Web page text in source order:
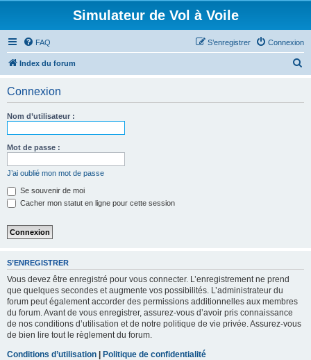
Simulateur de Vol à Voile
FAQ Connexion
S’enregistrer
Index du forum
Connexion
Nom d’utilisateur :
Mot de passe :
J’ai oublié mon mot de passe
Se souvenir de moi
Cacher mon statut en ligne pour cette session
S’ENREGISTRER
Vous devez être enregistré pour vous connecter. L’enregistrement ne prend
que quelques secondes et augmente vos possibilités. L’administrateur du
forum peut également accorder des permissions additionnelles aux membres
du forum. Avant de vous enregistrer, assurez-vous d’avoir pris connaissance
de nos conditions d’utilisation et de notre politique de vie privée. Assurez-vous
de bien lire tout le règlement du forum.
Conditions d’utilisation | Politique de confidentialité